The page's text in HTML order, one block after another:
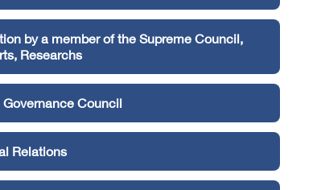
by a member of the Supreme Council,
Researchs
Governance Council
Relations